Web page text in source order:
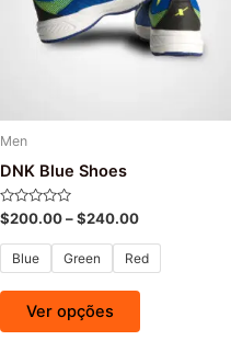
Men
DNK Blue Shoes
Avaliação
0
de
$200.00–$240.00
Blue Green Red
Ver opções